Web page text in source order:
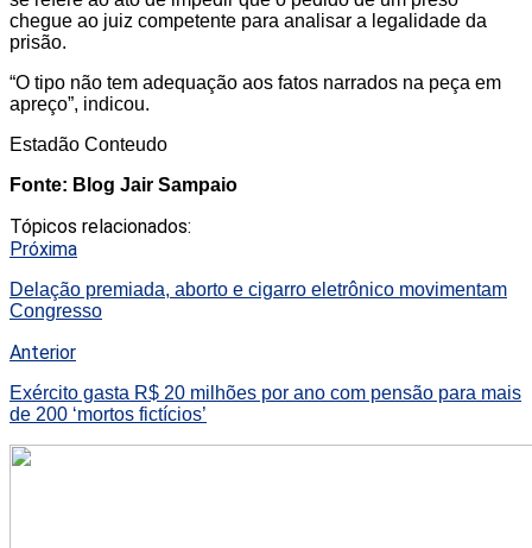
chegue ao juiz competente para analisar a legalidade da
prisão.
“O tipo não tem adequação aos fatos narrados na peça em
apreço”, indicou.
Estadão Conteudo
Fonte: Blog Jair Sampaio
Tópicos relacionados:
Próxima
Delação premiada, aborto e cigarro eletrônico movimentam
Congresso
Anterior
Exército gasta R$ 20 milhões por ano com pensão para mais
de 200 ‘mortos fictícios’